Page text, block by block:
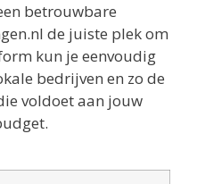
betrouwbare
de juiste plek om
kun je eenvoudig
bedrijven en zo de
voldoet aan jouw